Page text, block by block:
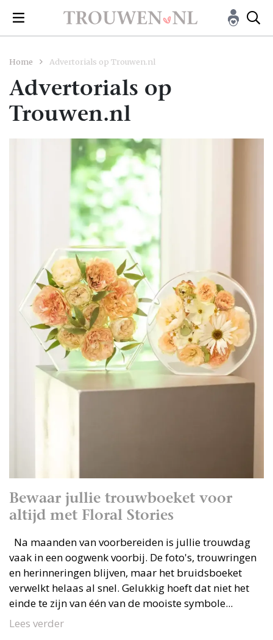
Home Advertorials op Trouwen.nl
Advertorials op
Trouwen.nl
Bewaar jullie trouwboeket voor
altijd met Floral Stories
Na maanden van voorbereiden is jullie trouwdag
vaak in een oogwenk voorbij. De foto's, trouwringen
en herinneringen blijven, maar het bruidsboeket
verwelkt helaas al snel. Gelukkig hoeft dat niet het
einde te zijn van één van de mooiste symbole...
Lees verder